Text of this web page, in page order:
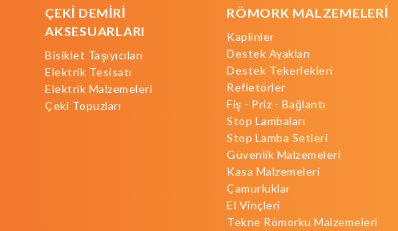
ÇEKİ DEMİRİ
AKSESUARLARI
Bisiklet Taşıyıcıları
Elektrik Tesisatı
Elektrik Malzemeleri
Çeki Topuzları
RÖMORK MALZEMELERİ
Kaplinler
Destek Ayakları
Destek Tekerlekleri
Refletörler
Fiş - Priz - Bağlantı
Stop Lambaları
Stop Lamba Setleri
Güvenlik Malzemeleri
Kasa Malzemeleri
Çamurluklar
El Vinçleri
Tekne Römorku Malzemeleri